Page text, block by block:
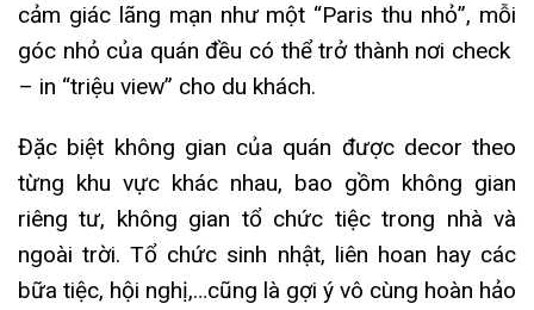
cảm giác lãng mạn như một “Paris thu nhỏ”, mỗi
góc nhỏ của quán đều có thể trở thành nơi check
– in “triệu view” cho du khách.
Đặc biệt không gian của quán được decor theo
từng khu vực khác nhau, bao gồm không gian
riêng tư, không gian tổ chức tiệc trong nhà và
ngoài trời. Tổ chức sinh nhật, liên hoan hay các
bữa tiệc, hội nghị,…cũng là gợi ý vô cùng hoàn hảo